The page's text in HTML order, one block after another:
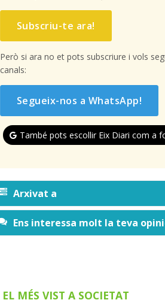
Subscriu-te ara!
Però si ara no et pots subscriure i vols
canals:
Segueix-nos a WhatsApp!
També pots escollir Eix Diari com a
Arxivat a
Ens interessa molt la teva
EL MÉS VIST A SOCIETAT